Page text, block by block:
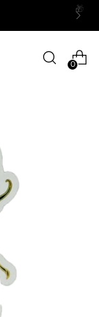
! (France
0